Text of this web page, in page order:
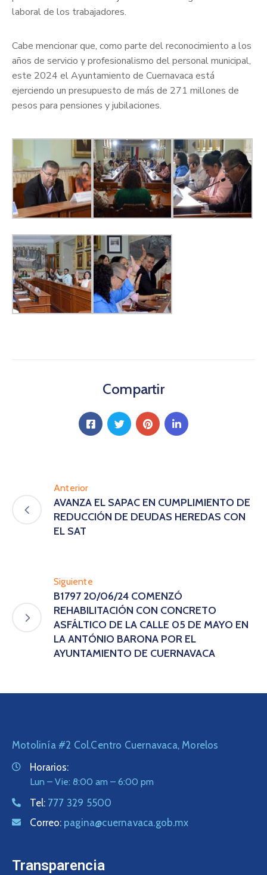
laboral de los trabajadores.
Cabe mencionar que, como parte del reconocimiento a los
años de servicio y profesionalismo del personal municipal,
este 2024 el Ayuntamiento de Cuernavaca está
ejerciendo un presupuesto de más de 271 millones de
pesos para pensiones y jubilaciones.
Compartir
Anterior
AVANZA EL SAPAC EN CUMPLIMIENTO DE
REDUCCIÓN DE DEUDAS HEREDAS CON
EL SAT
Siguiente
B1797 20/06/24 COMENZÓ
REHABILITACIÓN CON CONCRETO
ASFÁLTICO DE LA CALLE 05 DE MAYO EN
LA ANTÓNIO BARONA POR EL
AYUNTAMIENTO DE CUERNAVACA
Motolinía #2 Col.Centro Cuernavaca, Morelos
Horarios:
Lun – Vie: 8:00 am – 6:00 pm
Tel: 777 329 5500
Correo: pagina@cuernavaca.gob.mx
Transparencia